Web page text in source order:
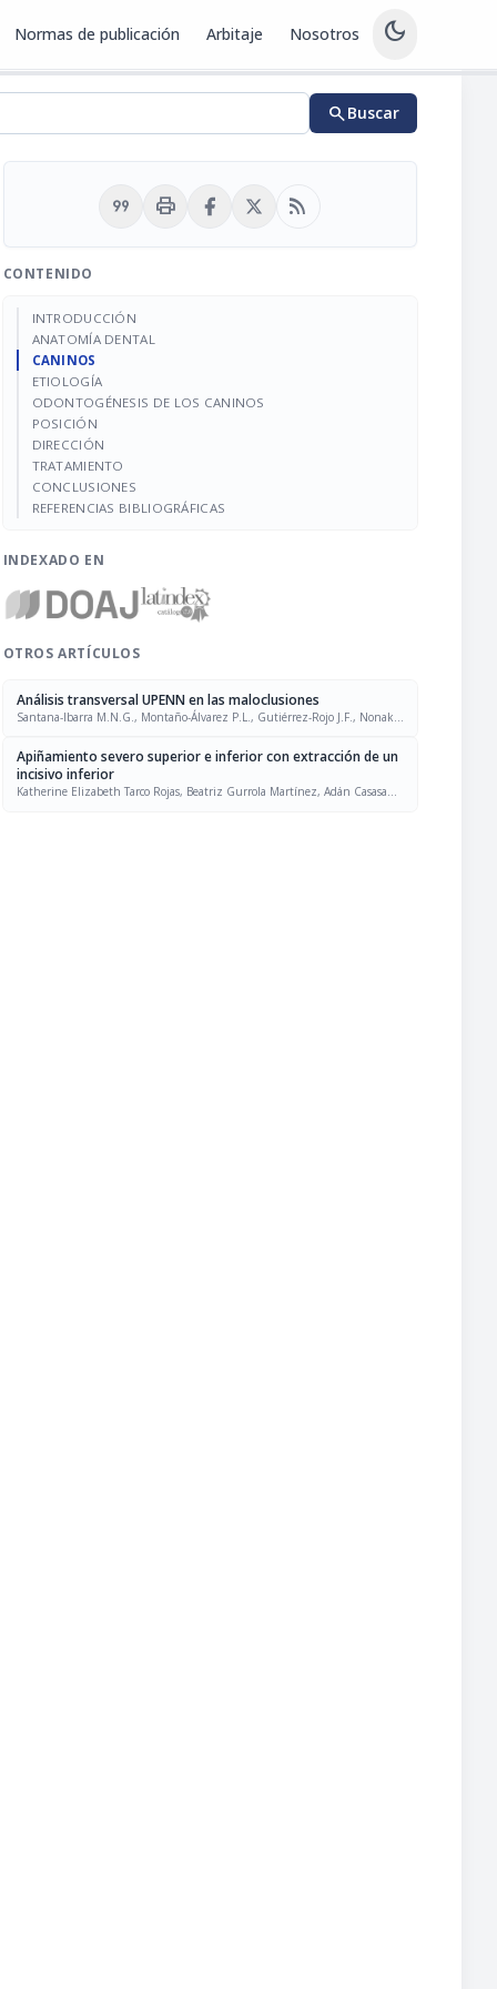
Normas de publicación Arbitaje Nosotros dark_mode
searchBuscar
format_quote print rss_feed
CONTENIDO
INTRODUCCIÓN
ANATOMÍA DENTAL
CANINOS
ETIOLOGÍA
ODONTOGÉNESIS DE LOS CANINOS
POSICIÓN
DIRECCIÓN
TRATAMIENTO
CONCLUSIONES
REFERENCIAS BIBLIOGRÁFICAS
INDEXADO EN
OTROS ARTÍCULOS
Análisis transversal UPENN en las maloclusiones
Santana-Ibarra M.N.G., Montaño-Álvarez P.L., Gutiérrez-Rojo J.F., Nonaka-
Apiñamiento severo superior e inferior con extracción de un
incisivo inferior
Katherine Elizabeth Tarco Rojas, Beatriz Gurrola Martínez, Adán Casasa